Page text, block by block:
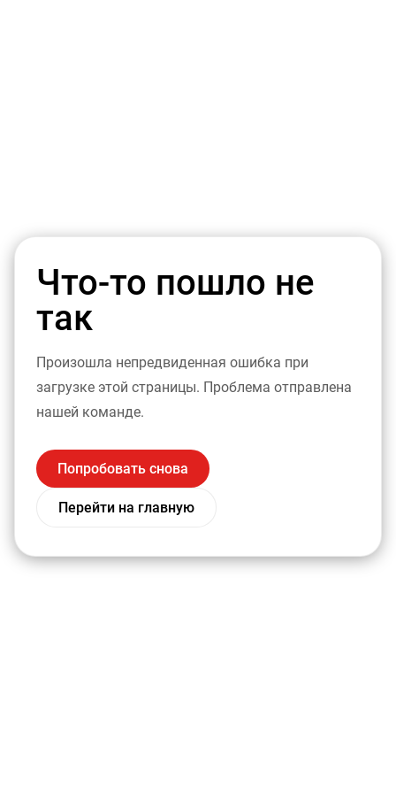
Что-то пошло не
так
Произошла непредвиденная ошибка при
загрузке этой страницы. Проблема отправлена
нашей команде.
Попробовать снова
Перейти на главную